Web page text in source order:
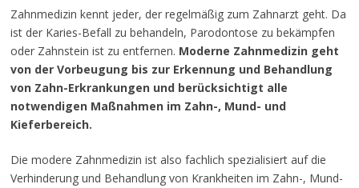
Zahnmedizin kennt jeder, der regelmäßig zum Zahnarzt geht. Da
ist der Karies-Befall zu behandeln, Parodontose zu bekämpfen
oder Zahnstein ist zu entfernen. Moderne Zahnmedizin geht
von der Vorbeugung bis zur Erkennung und Behandlung
von Zahn-Erkrankungen und berücksichtigt alle
notwendigen Maßnahmen im Zahn-, Mund- und
Kieferbereich.
Die modere Zahnmedizin ist also fachlich spezialisiert auf die
Verhinderung und Behandlung von Krankheiten im Zahn-, Mund-